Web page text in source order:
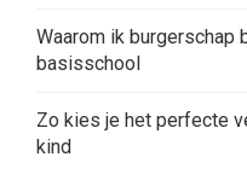
Waarom ik burgerschap
basisschool
Zo kies je het perfecte
kind